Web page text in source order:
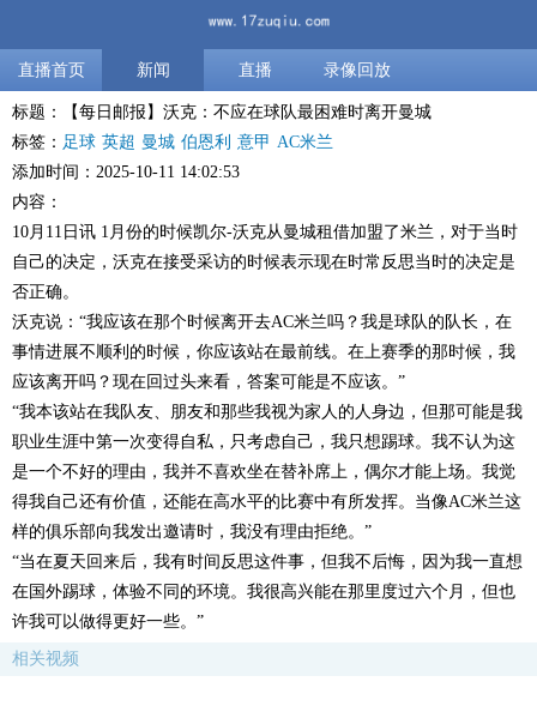
直播首页 新闻 直播 录像回放
标题：【每日邮报】沃克：不应在球队最困难时离开曼城
标签： 足球 英超 曼城 伯恩利 意甲 AC米兰
添加时间：2025-10-11 14:02:53
内容：
10月11日讯 1月份的时候凯尔-沃克从曼城租借加盟了米兰，对于当时
自己的决定，沃克在接受采访的时候表示现在时常反思当时的决定是
否正确。
沃克说：“我应该在那个时候离开去AC米兰吗？我是球队的队长，在
事情进展不顺利的时候，你应该站在最前线。在上赛季的那时候，我
应该离开吗？现在回过头来看，答案可能是不应该。”
“我本该站在我队友、朋友和那些我视为家人的人身边，但那可能是我
职业生涯中第一次变得自私，只考虑自己，我只想踢球。我不认为这
是一个不好的理由，我并不喜欢坐在替补席上，偶尔才能上场。我觉
得我自己还有价值，还能在高水平的比赛中有所发挥。当像AC米兰这
样的俱乐部向我发出邀请时，我没有理由拒绝。”
“当在夏天回来后，我有时间反思这件事，但我不后悔，因为我一直想
在国外踢球，体验不同的环境。我很高兴能在那里度过六个月，但也
许我可以做得更好一些。”
相关视频